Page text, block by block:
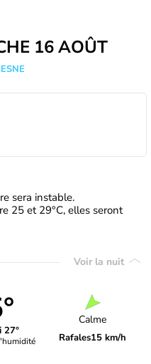
16 AOÛT
sera instable.
25 et 29°C, elles seront
Voir la nuit
27°
Calme
Rafales15 km/h